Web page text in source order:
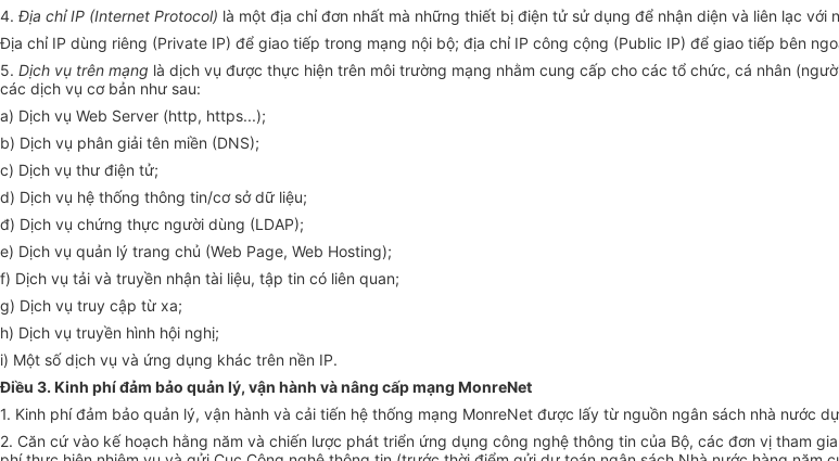
4. Địa chỉ IP (Internet Protocol) là một địa chỉ đơn nhất mà những thiết bị điện tử sử dụng để nhận diện và liên lạc với
Địa chỉ IP dùng riêng (Private IP) để giao tiếp trong mạng nội bộ; địa chỉ IP công cộng (Public IP) để giao tiếp bên
5. Dịch vụ trên mạng là dịch vụ được thực hiện trên môi trường mạng nhằm cung cấp cho các tổ chức, cá nhân
các dịch vụ cơ bản như sau:
a) Dịch vụ Web Server (http, https...);
b) Dịch vụ phân giải tên miền (DNS);
c) Dịch vụ thư điện tử;
d) Dịch vụ hệ thống thông tin/cơ sở dữ liệu;
đ) Dịch vụ chứng thực người dùng (LDAP);
e) Dịch vụ quản lý trang chủ (Web Page, Web Hosting);
f) Dịch vụ tải và truyền nhận tài liệu, tập tin có liên quan;
g) Dịch vụ truy cập từ xa;
h) Dịch vụ truyền hình hội nghị;
i) Một số dịch vụ và ứng dụng khác trên nền IP.
Điều 3. Kinh phí đảm bảo quản lý, vận hành và nâng cấp mạng MonreNet
1. Kinh phí đảm bảo quản lý, vận hành và cải tiến hệ thống mạng MonreNet được lấy từ nguồn ngân sách nhà nước
2. Căn cứ vào kế hoạch hằng năm và chiến lược phát triển ứng dụng công nghệ thông tin của Bộ, các đơn vị tham